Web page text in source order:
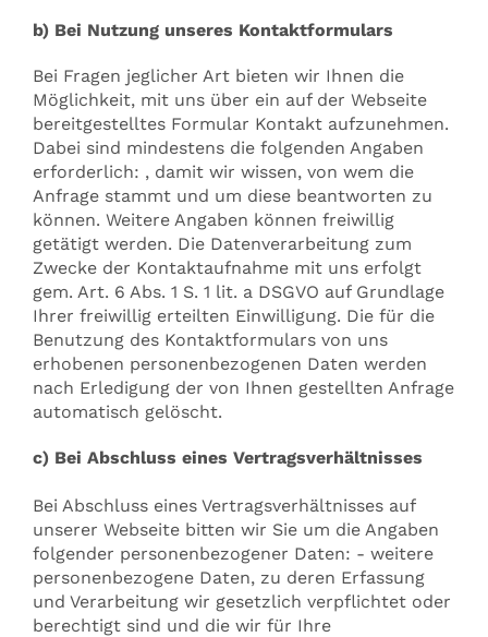
b) Bei Nutzung unseres Kontaktformulars
Bei Fragen jeglicher Art bieten wir Ihnen die
Möglichkeit, mit uns über ein auf der Webseite
bereitgestelltes Formular Kontakt aufzunehmen.
Dabei sind mindestens die folgenden Angaben
erforderlich: , damit wir wissen, von wem die
Anfrage stammt und um diese beantworten zu
können. Weitere Angaben können freiwillig
getätigt werden. Die Datenverarbeitung zum
Zwecke der Kontaktaufnahme mit uns erfolgt
gem. Art. 6 Abs. 1 S. 1 lit. a DSGVO auf Grundlage
Ihrer freiwillig erteilten Einwilligung. Die für die
Benutzung des Kontaktformulars von uns
erhobenen personenbezogenen Daten werden
nach Erledigung der von Ihnen gestellten Anfrage
automatisch gelöscht.
c) Bei Abschluss eines Vertragsverhältnisses
Bei Abschluss eines Vertragsverhältnisses auf
unserer Webseite bitten wir Sie um die Angaben
folgender personenbezogener Daten: - weitere
personenbezogene Daten, zu deren Erfassung
und Verarbeitung wir gesetzlich verpflichtet oder
berechtigt sind und die wir für Ihre